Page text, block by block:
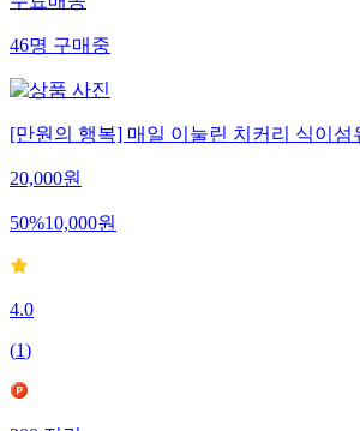
무료배송
46명구매중
[만원의 행복] 매일 이눌린 치커리 식이섬
20,000원
50%10,000원
4.0
(1)